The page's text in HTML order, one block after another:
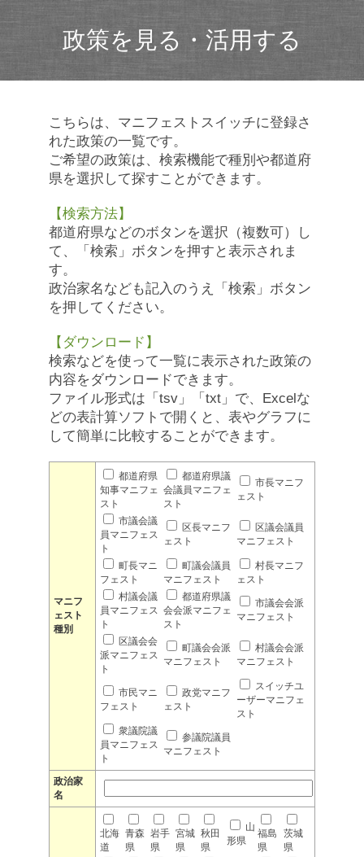
政策を見る・活用する
こちらは、マニフェストスイッチに登録さ
れた政策の一覧です。
ご希望の政策は、検索機能で種別や都道府
県を選択して探すことができます。
【検索方法】
都道府県などのボタンを選択（複数可）し
て、「検索」ボタンを押すと表示されま
す。
政治家名なども記入のうえ「検索」ボタン
を押してください。
【ダウンロード】
検索などを使って一覧に表示された政策の
内容をダウンロードできます。
ファイル形式は「tsv」「txt」で、Excelな
どの表計算ソフトで開くと、表やグラフに
して簡単に比較することができます。
マニフ
ェスト
種別
都道府県
知事マニフェ
スト
都道府県議
会議員マニフェ
スト
市長マニフ
ェスト
市議会議
員マニフェス
ト
区長マニフ
ェスト
区議会議員
マニフェスト
町長マニ
フェスト
町議会議員
マニフェスト
村長マニフ
ェスト
村議会議
員マニフェス
ト
都道府県議
会会派マニフェ
スト
市議会会派
マニフェスト
区議会会
派マニフェス
ト
町議会会派
マニフェスト
村議会会派
マニフェスト
市民マニ
フェスト
政党マニフ
ェスト
スイッチユ
ーザーマニフェ
スト
衆議院議
員マニフェス
ト
参議院議員
マニフェスト
政治家
名
北海
道
青森
県
岩手
県
宮城
県
秋田
県
山
形県
福島
県
茨城
県